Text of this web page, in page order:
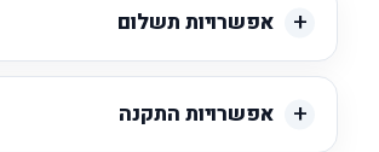
אפשרויות תשלום
אפשרויות התקנה